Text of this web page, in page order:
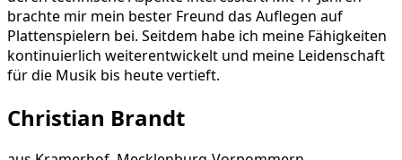
brachte mir mein bester Freund das Auflegen auf
Plattenspielern bei. Seitdem habe ich meine Fähigkeiten
kontinuierlich weiterentwickelt und meine Leidenschaft
für die Musik bis heute vertieft.
Christian Brandt